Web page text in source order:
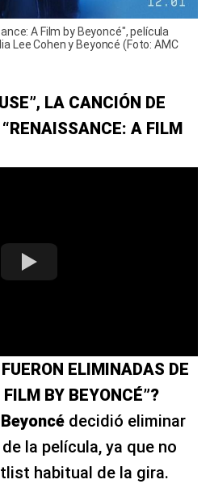
A Film by Beyoncé", película
Lee Cohen y Beyoncé (Foto: AMC
LA CANCIÓN DE
A FILM
ELIMINADAS DE
BY BEYONCÉ”?
Beyoncé decidió eliminar
la película, ya que no
habitual de la gira.